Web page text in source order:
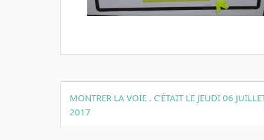
Navigation
de
l’article
MONTRER LA VOIE . C’ÉTAIT LE JEUDI 06
2017